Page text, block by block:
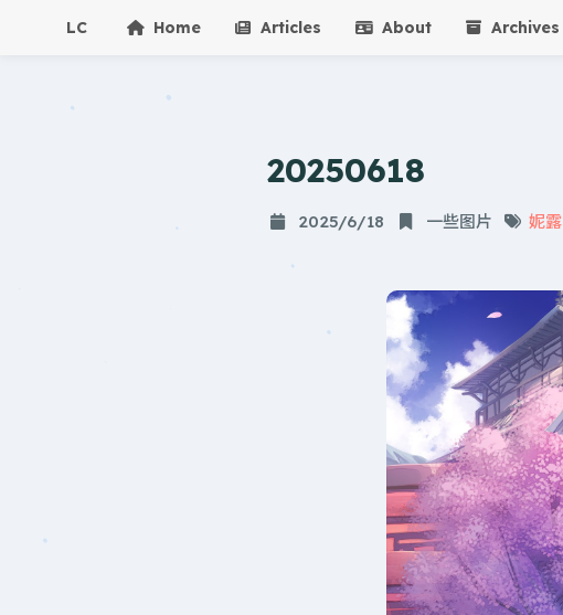
LC Home Articles About Archives
20250618
2025/6/18 一些图片 妮露